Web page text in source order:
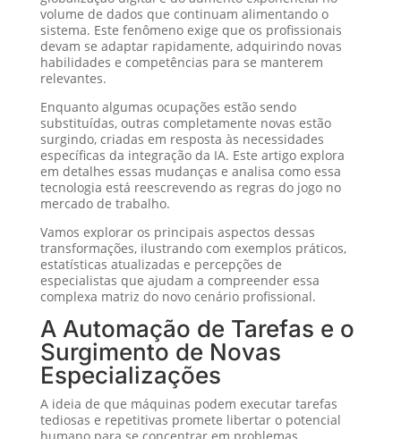
volume de dados que continuam alimentando o
sistema. Este fenômeno exige que os profissionais
devam se adaptar rapidamente, adquirindo novas
habilidades e competências para se manterem
relevantes.
Enquanto algumas ocupações estão sendo
substituídas, outras completamente novas estão
surgindo, criadas em resposta às necessidades
específicas da integração da IA. Este artigo explora
em detalhes essas mudanças e analisa como essa
tecnologia está reescrevendo as regras do jogo no
mercado de trabalho.
Vamos explorar os principais aspectos dessas
transformações, ilustrando com exemplos práticos,
estatísticas atualizadas e percepções de
especialistas que ajudam a compreender essa
complexa matriz do novo cenário profissional.
A Automação de Tarefas e o
Surgimento de Novas
Especializações
A ideia de que máquinas podem executar tarefas
tediosas e repetitivas promete libertar o potencial